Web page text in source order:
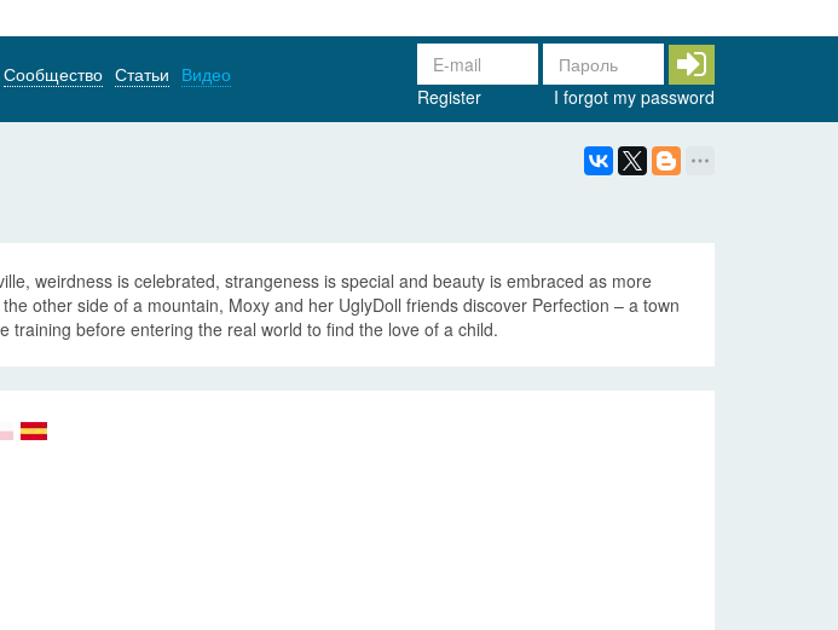
Сообщество Статьи Видео
Register
I forgot my password
weirdness is celebrated, strangeness is special and beauty is embraced as more
other side of a mountain, Moxy and her UglyDoll friends discover Perfection – a town
training before entering the real world to find the love of a child.